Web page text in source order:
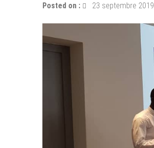
Posted on : 23 septembre 2019